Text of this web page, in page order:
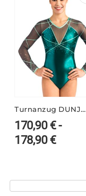
Turnanzug DUNJA/1 langarm
170,90€-
178,90€